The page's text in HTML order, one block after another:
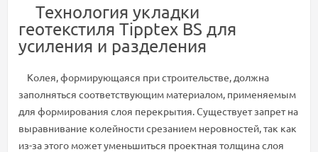
Технология укладки
геотекстиля Tipptex BS для
усиления и разделения
Колея, формирующаяся при строительстве, должна
заполняться соответствующим материалом, применяемым
для формирования слоя перекрытия. Существует запрет на
выравнивание колейности срезанием неровностей, так как
из-за этого может уменьшиться проектная толщина слоя